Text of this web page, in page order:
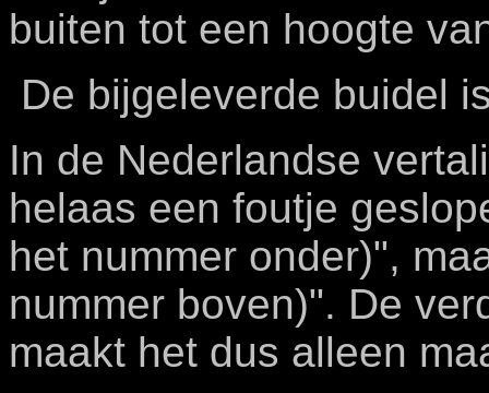
buiten tot een hoogte
De bijgeleverde buidel
In de Nederlandse
helaas een foutje
het nummer onder)",
nummer boven)". De
maakt het dus alleen